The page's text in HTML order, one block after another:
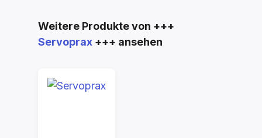
Produktgalerie überspringen
Weitere Produkte von +++
Servoprax +++ ansehen